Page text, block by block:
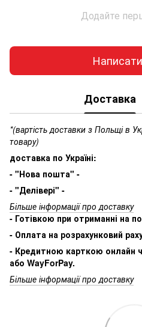
Додайте
Доставка
*(вартість доставки з Польщі в
товару)
доставка по Україні:
- "Нова пошта" -
- "Делівері" -
Більше інформації про доставку
- Готівкою при отриманні на
- Оплата на розрахунковий
- Кредитною карткою онлайн
або WayForPay.
Більше інформації про доставку